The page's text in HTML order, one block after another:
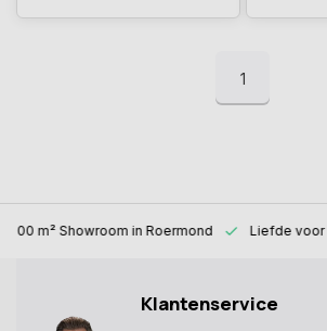
1
1000 m² Showroom in Roermond Liefde voor
Klantenservice